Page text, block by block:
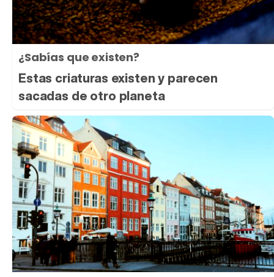
¿Sabías que existen?
Estas criaturas existen y parecen
sacadas de otro planeta